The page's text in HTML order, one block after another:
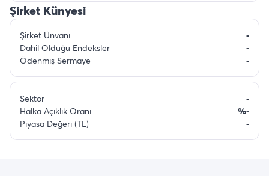
Şirket Künyesi
Şirket Ünvanı
-
Dahil Olduğu Endeksler
-
Ödenmiş Sermaye
-
Sektör
-
Halka Açıklık Oranı
%-
Piyasa Değeri (TL)
-